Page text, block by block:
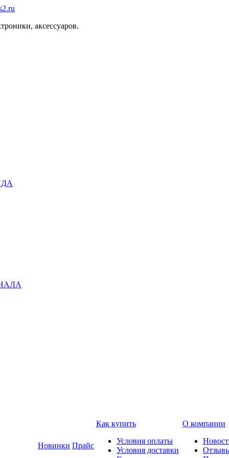
аксессуаров.
Новинки Прайс
Как купить
Условия оплаты
Условия доставки
О компании